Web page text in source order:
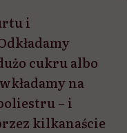
i
cukru albo
na
– i
kilkanaście